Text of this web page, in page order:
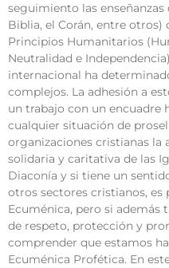
seguimiento las enseñanzas
Biblia, el Corán, entre
Principios Humanitarios
Neutralidad e
internacional ha
complejos. La adhesión a
un trabajo con un encuadre
cualquier situación de
organizaciones cristianas la
solidaria y caritativa de las
Diaconía y si tiene un
otros sectores cristianos,
Ecuménica, pero si además
de respeto, protección y
comprender que estamos
Ecuménica Profética. En